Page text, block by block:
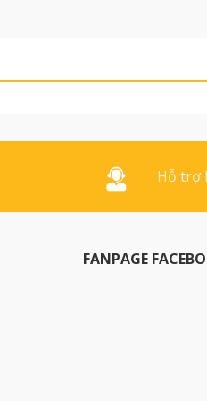
Hỗ trợ
FANPAGE